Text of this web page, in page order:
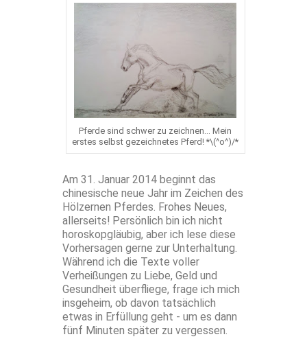
Pferde sind schwer zu zeichnen... Mein
erstes selbst gezeichnetes Pferd! *\(^o^)/*
Am 31. Januar 2014 beginnt das
chinesische neue Jahr im Zeichen des
Hölzernen Pferdes. Frohes Neues,
allerseits! Persönlich bin ich nicht
horoskopgläubig, aber ich lese diese
Vorhersagen gerne zur Unterhaltung.
Während ich die Texte voller
Verheißungen zu Liebe, Geld und
Gesundheit überfliege, frage ich mich
insgeheim, ob davon tatsächlich
etwas in Erfüllung geht - um es dann
fünf Minuten später zu vergessen.